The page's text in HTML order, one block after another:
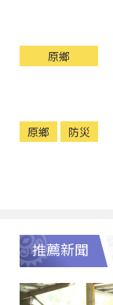
原鄉
原鄉 防災
推薦新聞